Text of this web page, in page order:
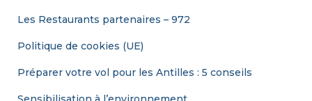
Les Restaurants partenaires – 972
Politique de cookies (UE)
Préparer votre vol pour les Antilles : 5 conseils